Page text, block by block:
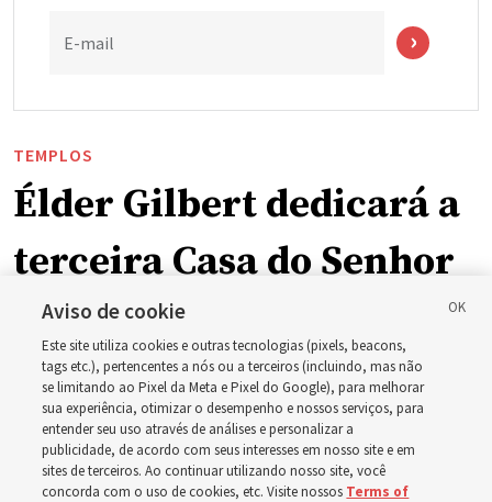
E-mail
TEMPLOS
Élder Gilbert dedicará a
terceira Casa do Senhor
em Wyoming
A dedicação do Templo Cody Wyoming em outubro será
a primeira realizada por Élder Clark G. Gilbert
7 agosto 2026, 2:40 p.m. MDT Compartilhar
Aviso de cookie
Este site utiliza cookies e outras tecnologias (pixels, beacons,
tags etc.), pertencentes a nós ou a terceiros (incluindo, mas não
se limitando ao Pixel da Meta e Pixel do Google), para melhorar
sua experiência, otimizar o desempenho e nossos serviços, para
entender seu uso através de análises e personalizar a
publicidade, de acordo com seus interesses em nosso site e em
sites de terceiros. Ao continuar utilizando nosso site, você
concorda com o uso de cookies, etc. Visite nossos Terms of